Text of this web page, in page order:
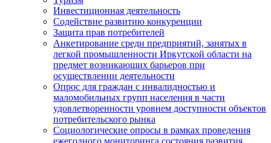
Инвестиционная деятельность
Содействие развитию конкуренции
Защита прав потребителей
Анкетирование среди предприятий, занятых в
легкой промышленности Иркутской области на
предмет возникающих барьеров при
осуществлении деятельности
Опрос для граждан с инвалидностью и
маломобильных групп населения в части
удовлетворенности уровнем доступности объектов
потребительского рынка
Социологические опросы в рамках проведения
ежегодного мониторинга состояния развития